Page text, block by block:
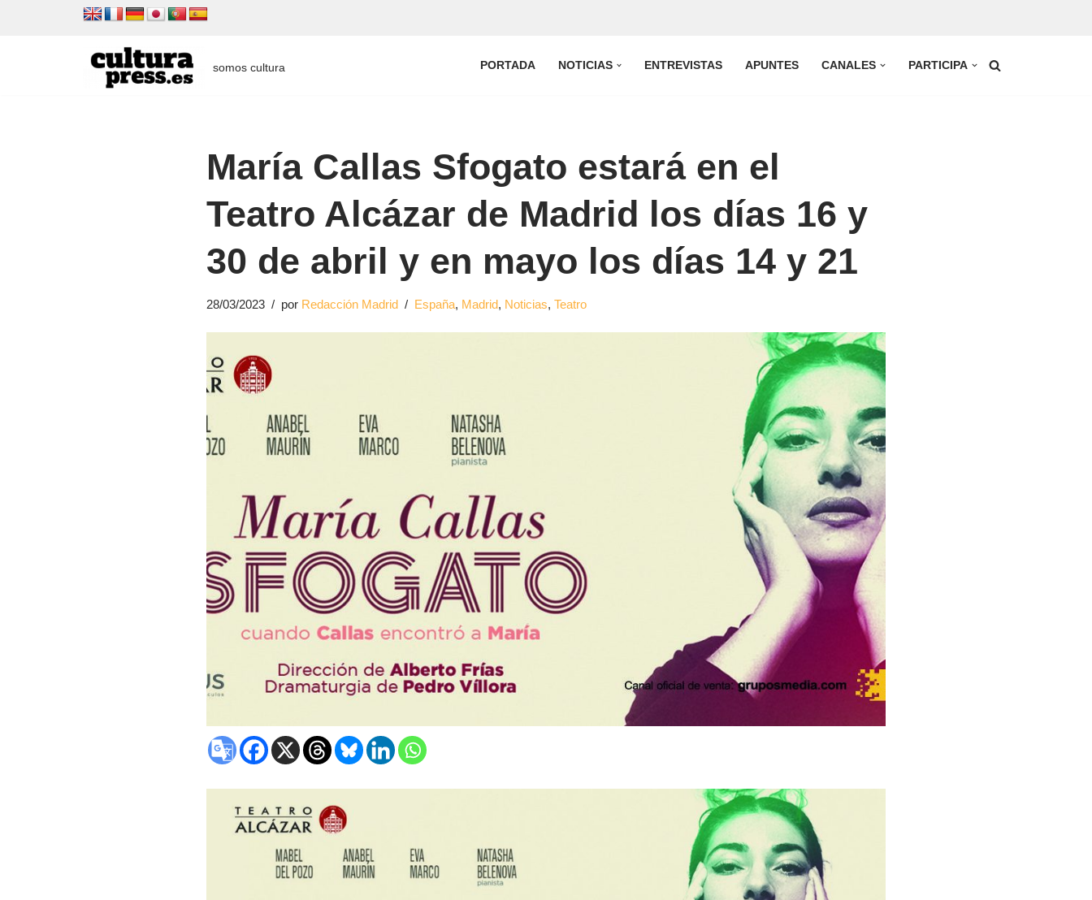
somos cultura PORTADA NOTICIAS ENTREVISTAS APUNTES CANALES PARTICIPA
María Callas Sfogato estará en el
Teatro Alcázar de Madrid los días 16 y
30 de abril y en mayo los días 14 y 21
28/03/2023 por Redacción Madrid España, Madrid, Noticias,Teatro